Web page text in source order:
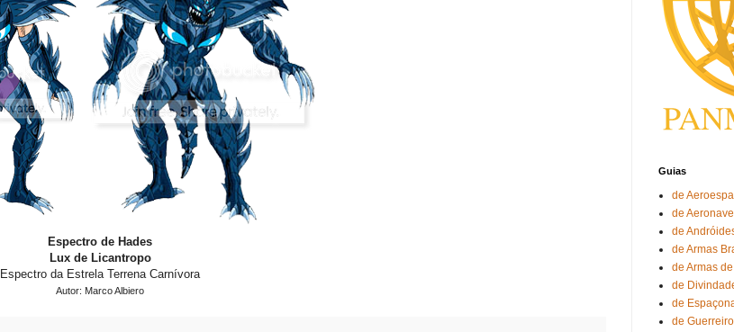
Espectro de Hades
Lux de Licantropo
Espectro da Estrela Terrena Carnívora
Autor: Marco Albiero
Guias
de
de
de
de Armas
de Armas
de
de
de